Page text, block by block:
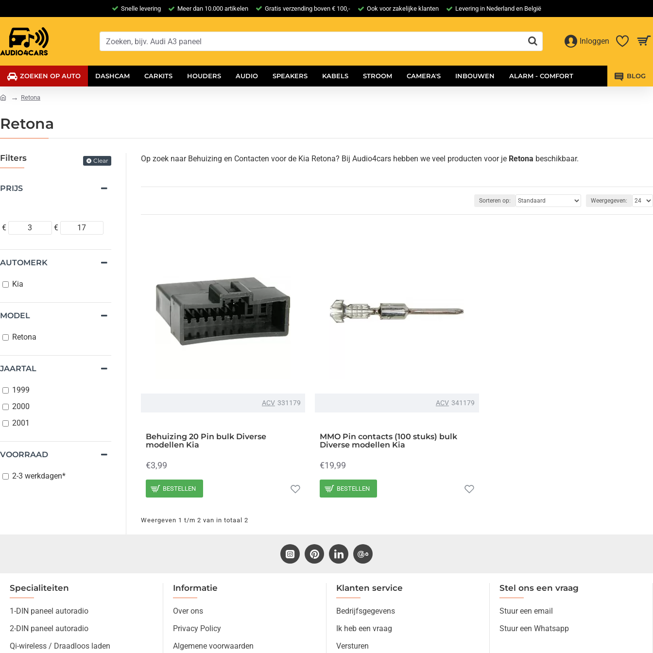
Snelle levering Meer dan 10.000 artikelen Gratis verzending boven € 100,- Ook voor zakelijke klanten Levering in Nederland en België
Inloggen
ZOEKEN OP AUTO DASHCAM CARKITS HOUDERS AUDIO SPEAKERS KABELS STROOM CAMERA'S INBOUWEN ALARM - COMFORT BLOG
Retona
Retona
Filters Clear
PRIJS
€ €
JAARTAL
1999
2000
2001
AUTOMERK
Kia
MODEL
Retona
VOORRAAD
2-3 werkdagen*
Op zoek naar Behuizing en Contacten voor de Kia Retona? Bij Audio4cars hebben we veel producten voor je Retona beschikbaar.
Sorteren op: Weergegeven:
ACV 331179
Behuizing 20 Pin bulk Diverse
modellen Kia
€3,99
BESTELLEN
ACV 341179
MMO Pin contacts (100 stuks) bulk
Diverse modellen Kia
€19,99
BESTELLEN
Weergeven 1 t/m 2 van in totaal 2
Specialiteiten
1-DIN paneel autoradio
2-DIN paneel autoradio
Qi-wireless / Draadloos laden
Informatie
Over ons
Privacy Policy
Algemene voorwaarden
Klanten service
Bedrijfsgegevens
Ik heb een vraag
Versturen
Stel ons een vraag
Stuur een email
Stuur een Whatsapp